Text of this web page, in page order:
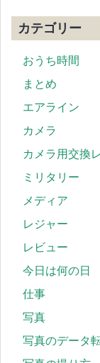
カテゴリー
おうち時間
まとめ
エアライン
カメラ
カメラ用交換
ミリタリー
メディア
レジャー
レビュー
今日は何の日
仕事
写真
写真のデータ